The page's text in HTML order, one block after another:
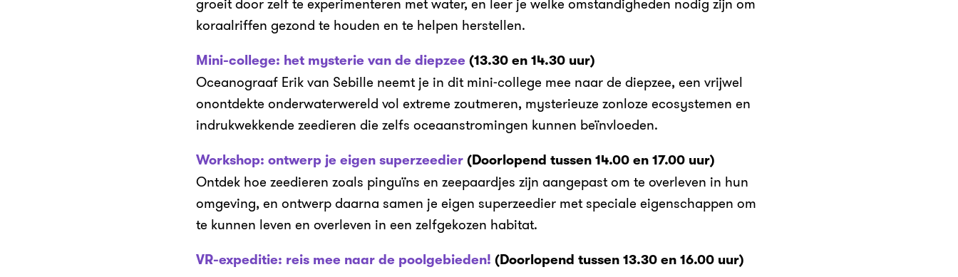
groeit door zelf te experimenteren met water, en leer je welke omstandigheden nodig zijn om
koraalriffen gezond te houden en te helpen herstellen.
Mini-college: het mysterie van de diepzee (13.30 en 14.30 uur)
Oceanograaf Erik van Sebille neemt je in dit mini-college mee naar de diepzee, een vrijwel
onontdekte onderwaterwereld vol extreme zoutmeren, mysterieuze zonloze ecosystemen en
indrukwekkende zeedieren die zelfs oceaanstromingen kunnen beïnvloeden.
Workshop: ontwerp je eigen superzeedier(Doorlopend tussen 14.00 en 17.00 uur)
Ontdek hoe zeedieren zoals pinguïns en zeepaardjes zijn aangepast om te overleven in hun
omgeving, en ontwerp daarna samen je eigen superzeedier met speciale eigenschappen om
te kunnen leven en overleven in een zelfgekozen habitat.
VR-expeditie: reis mee naar de poolgebieden! (Doorlopend tussen 13.30 en 16.00 uur)